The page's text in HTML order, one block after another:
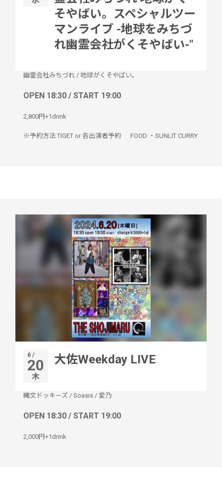
そやばい。スペシャルツー
マンライブ -地球をみちづ
れ幽霊会社がくそやばい-"
幽霊会社みちづれ / 地球がくそやばい。
OPEN 18:30 / START 19:00
2,800円+1drink
※予約方法 TIGET or 各出演者予約 FOOD ・SUNLIT CURRY
6 /
20
木
大佐Weekday LIVE
縄文ドッキーズ / Soasis / 愛乃
OPEN 18:30 / START 19:00
2,000円+1drink